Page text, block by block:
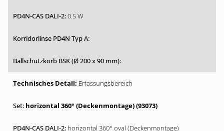
0.5 W
Erfassungsbereich
horizontal 360° (Deckenmontage) (93073)
horizontal 360° oval (Deckenmontage)